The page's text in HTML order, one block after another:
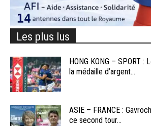
Les plus lus
HONG KONG – SPORT
la médaille d’argent...
ASIE – FRANCE :
ce second tour...